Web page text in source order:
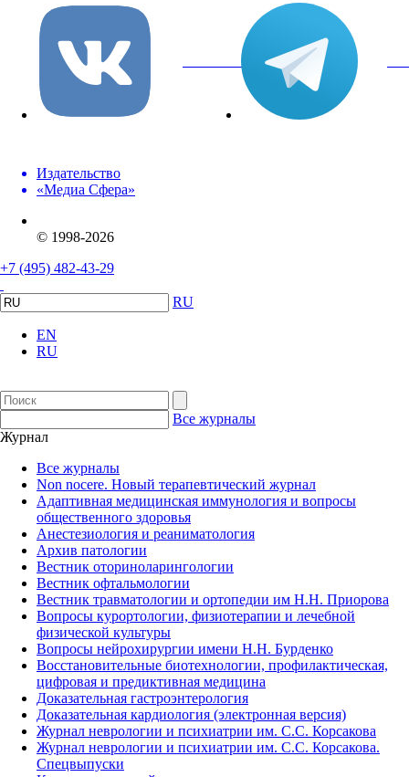
вКонтакте
Издательство
«Медиа Сфера»
© 1998-2026
+7 (495) 482-43-29
RU
EN
RU
Все журналы
Журнал
Все журналы
Non nocere. Новый терапевтический журнал
Адаптивная медицинская иммунология и вопросы
общественного здоровья
Анестезиология и реаниматология
Архив патологии
Вестник оториноларингологии
Вестник офтальмологии
Вестник травматологии и ортопедии им Н.Н. Приорова
Вопросы курортологии, физиотерапии и лечебной
физической культуры
Вопросы нейрохирургии имени Н.Н. Бурденко
Восстановительные биотехнологии, профилактическая,
цифровая и предиктивная медицина
Доказательная гастроэнтерология
Доказательная кардиология (электронная версия)
Журнал неврологии и психиатрии им. С.С. Корсакова
Журнал неврологии и психиатрии им. С.С. Корсакова.
Спецвыпуски